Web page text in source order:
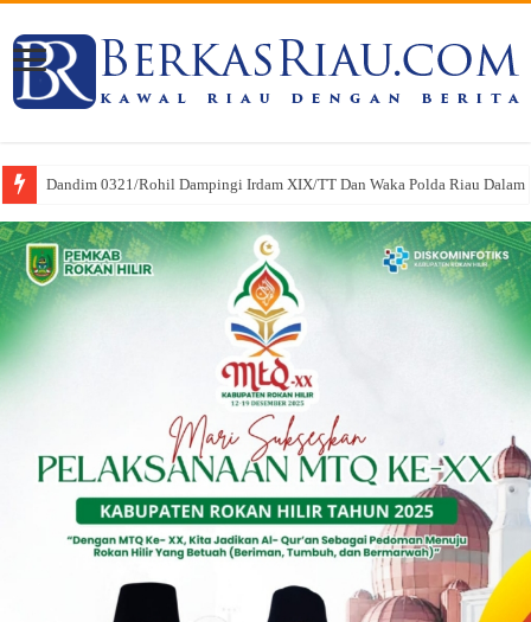
Dandim 0321/Rohil Dampingi Irdam XIX/TT Dan Waka Polda Riau Dalam